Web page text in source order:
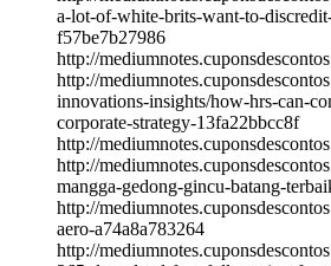
a-lot-of-white-brits-want-to-
f57be7b27986
http://
http://
innovations-insights/how-hrs-can-
corporate-strategy-13fa22bbcc8f
http://
http://
mangga-gedong-gincu-batang-
http://
aero-a74a8a783264
http://